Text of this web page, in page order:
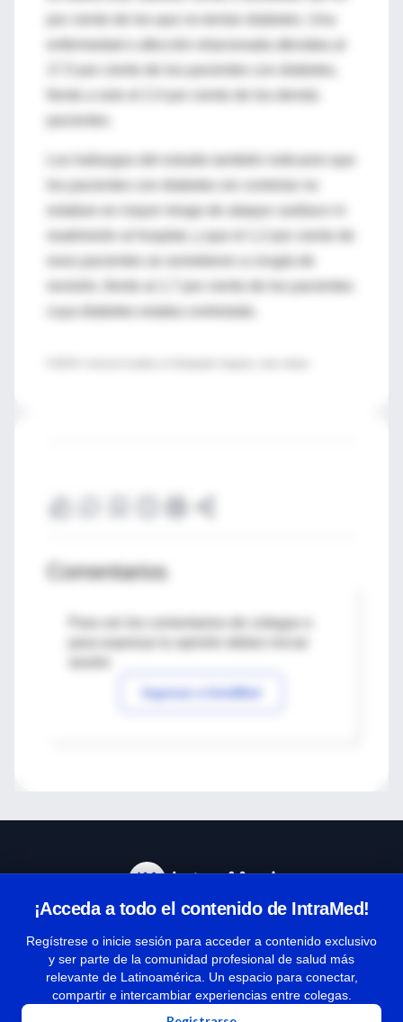
Los hallazgos del estudio también indicaron que
estaban en mayor riesgo de ataque cardiaco ni
esos pacientes se sometieron a cirugía de
Comentarios
Para ver los comentarios de colegas o
Ingresar a IntraMed
¡Acceda a todo el contenido de IntraMed!
Regístrese o inicie sesión para acceder a contenido exclusivo
y ser parte de la comunidad profesional de salud más
relevante de Latinoamérica. Un espacio para conectar,
compartir e intercambiar experiencias entre colegas.
Términos y condiciones
| Políticas de privacidad